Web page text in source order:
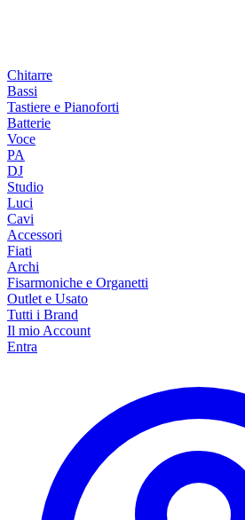
Chitarre
Bassi
Tastiere e Pianoforti
Batterie
Voce
PA
DJ
Studio
Luci
Cavi
Accessori
Fiati
Archi
Fisarmoniche e Organetti
Outlet e Usato
Tutti i Brand
Il mio Account
Entra